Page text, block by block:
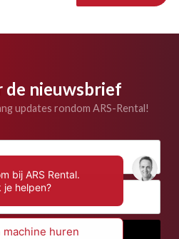
de nieuwsbrief
updates rondom ARS-Rental!
bij ARS Rental.
je helpen?
machine huren